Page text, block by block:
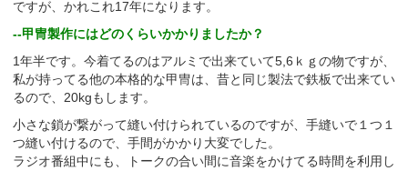
ですが、かれこれ17年になります。
--甲冑製作にはどのくらいかかりましたか？
1年半です。今着てるのはアルミで出来ていて5,6ｋｇの物ですが、
私が持ってる他の本格的な甲冑は、昔と同じ製法で鉄板で出来てい
るので、20kgもします。
小さな鎖が繋がって縫い付けられているのですが、手縫いで１つ１
つ縫い付けるので、手間がかかり大変でした。
ラジオ番組中にも、トークの合い間に音楽をかけてる時間を利用し